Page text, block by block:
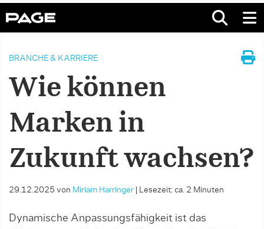
BRANCHE & KARRIERE
Wie können
Marken in
Zukunft wachsen?
29.12.2025 von Miriam Harringer Lesezeit: ca. 2 Minuten
Dynamische Anpassungsfähigkeit ist das